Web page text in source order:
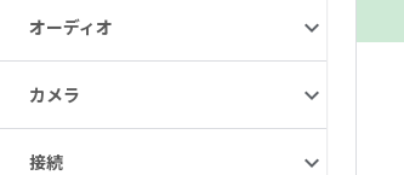
オーディオ
カメラ
接続